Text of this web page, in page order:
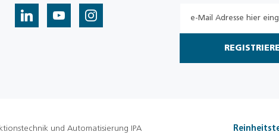
und Automatisierung IPA